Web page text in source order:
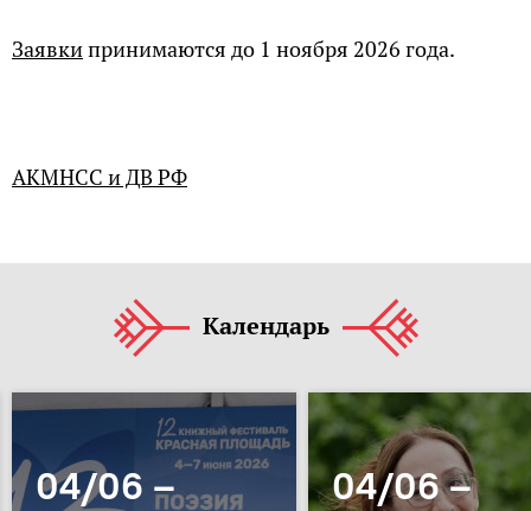
Заявкипринимаются до 1 ноября 2026 года.
АКМНСС и ДВ РФ
Календарь
04/06 –
04/06 –